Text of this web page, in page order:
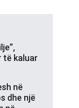
të kaluar
në
dhe një